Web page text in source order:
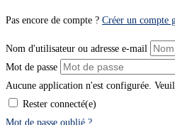
Pas encore de compte ? Créer un compte
Nom d'utilisateur ou adresse e-mail
Mot de passe
Aucune application n'est configurée.
Rester connecté(e)
Mot de passe oublié ?